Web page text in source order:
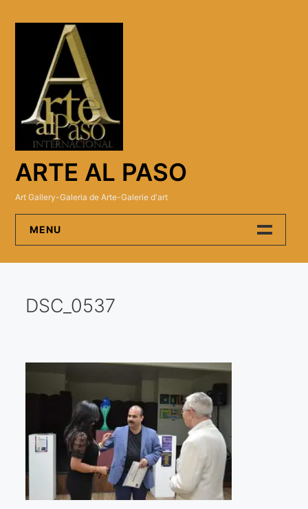
ARTE AL PASO
Art Gallery-Galeria de Arte-Galerie d'art
MENU
Artistas
Visitas a los ateliers o talleres de artistas
Presse
Qué dicen de nosotros?
Aviso legal
Política de cookies
DSC_0537